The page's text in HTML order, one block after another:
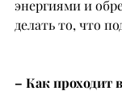
энергиями и
делать то, что
– Как проходит